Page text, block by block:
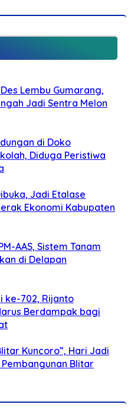
Lembu Gumarang,
Jadi Sentra Melon
di Doko
Diduga Peristiwa
Jadi Etalase
Ekonomi Kabupaten
AAS, Sistem Tanam
di Delapan
ke-702, Rijanto
Berdampak bagi
Kuncoro”, Hari Jadi
Blitar